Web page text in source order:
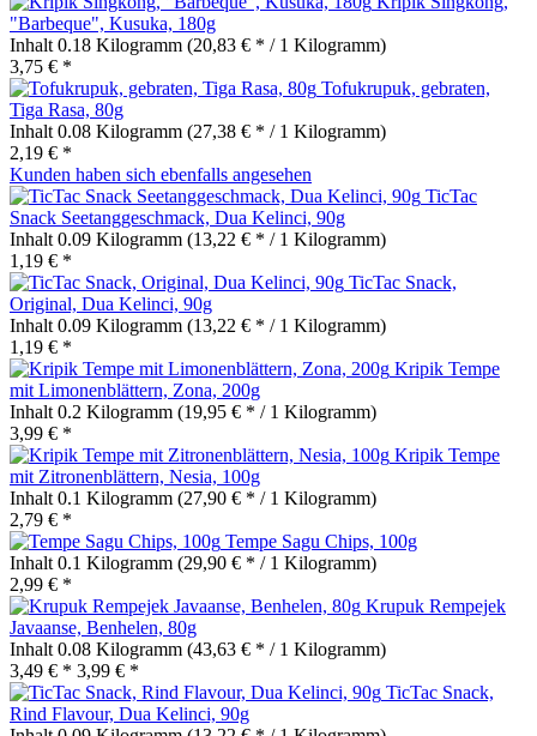
"Barbeque", Kusuka, 180g
Inhalt 0.18 Kilogramm (20,83 € * / 1 Kilogramm)
3,75 € *
Tofukrupuk, gebraten,
Tiga Rasa, 80g
Inhalt 0.08 Kilogramm (27,38 € * / 1 Kilogramm)
2,19 € *
Kunden haben sich ebenfalls angesehen
TicTac
Snack Seetanggeschmack, Dua Kelinci, 90g
Inhalt 0.09 Kilogramm (13,22 € * / 1 Kilogramm)
1,19 € *
TicTac Snack,
Original, Dua Kelinci, 90g
Inhalt 0.09 Kilogramm (13,22 € * / 1 Kilogramm)
1,19 € *
Kripik Tempe
mit Limonenblättern, Zona, 200g
Inhalt 0.2 Kilogramm (19,95 € * / 1 Kilogramm)
3,99 € *
Kripik Tempe
mit Zitronenblättern, Nesia, 100g
Inhalt 0.1 Kilogramm (27,90 € * / 1 Kilogramm)
2,79 € *
Tempe Sagu Chips, 100g
Inhalt 0.1 Kilogramm (29,90 € * / 1 Kilogramm)
2,99 € *
Krupuk Rempejek
Javaanse, Benhelen, 80g
Inhalt 0.08 Kilogramm (43,63 € * / 1 Kilogramm)
3,49 € * 3,99 € *
TicTac Snack,
Rind Flavour, Dua Kelinci, 90g